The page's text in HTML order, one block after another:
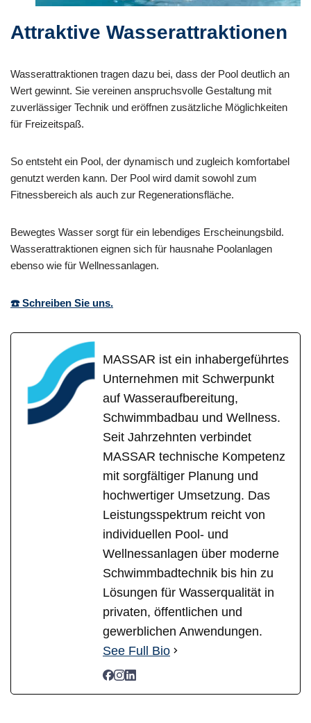
Attraktive Wasserattraktionen
Wasserattraktionen tragen dazu bei, dass der Pool deutlich an
Wert gewinnt. Sie vereinen anspruchsvolle Gestaltung mit
zuverlässiger Technik und eröffnen zusätzliche Möglichkeiten
für Freizeitspaß.
So entsteht ein Pool, der dynamisch und zugleich komfortabel
genutzt werden kann. Der Pool wird damit sowohl zum
Fitnessbereich als auch zur Regenerationsfläche.
Bewegtes Wasser sorgt für ein lebendiges Erscheinungsbild.
Wasserattraktionen eignen sich für hausnahe Poolanlagen
ebenso wie für Wellnessanlagen.
☎️ Schreiben Sie uns.
MASSAR ist ein inhabergeführtes
Unternehmen mit Schwerpunkt
auf Wasseraufbereitung,
Schwimmbadbau und Wellness.
Seit Jahrzehnten verbindet
MASSAR technische Kompetenz
mit sorgfältiger Planung und
hochwertiger Umsetzung. Das
Leistungsspektrum reicht von
individuellen Pool- und
Wellnessanlagen über moderne
Schwimmbadtechnik bis hin zu
Lösungen für Wasserqualität in
privaten, öffentlichen und
gewerblichen Anwendungen.
See Full Bio